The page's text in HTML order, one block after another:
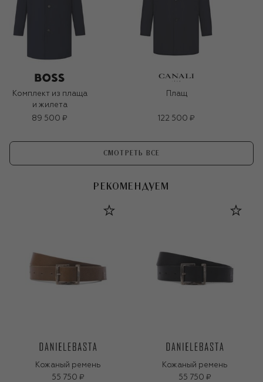
Комплект из плаща
и жилета
89 500 ₽
Плащ
122 500 ₽
СМОТРЕТЬ ВСЕ
РЕКОМЕНДУЕМ
Кожаный ремень
55 750 ₽
Кожаный ремень
55 750 ₽